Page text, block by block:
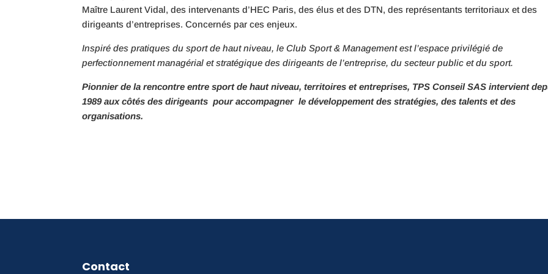
Maître Laurent Vidal, des intervenants d’HEC Paris, des élus et des DTN, des représentants territoriaux et des
dirigeants d’entreprises. Concernés par ces enjeux.
Inspiré des pratiques du sport de haut niveau, le Club Sport & Management est l’espace privilégié de
perfectionnement managérial et stratégique des dirigeants de l’entreprise, du secteur public et du sport.
Pionnier de la rencontre entre sport de haut niveau, territoires et entreprises, TPS Conseil SAS intervient
1989aux côtés des dirigeants pour accompagner le développement des stratégies, des talents et des
organisations.
Contact